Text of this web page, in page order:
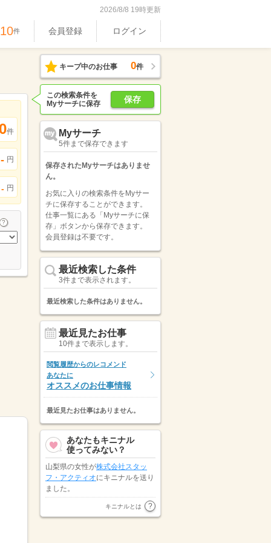
2026/8/8 19時更新
件 会員登録 ログイン
件
- 円
- 円
キープ中のお仕事 0件
保存
この検索条件を
Myサーチに保存
Myサーチ
5件まで保存できます
保存されたMyサーチはありませ
ん。
お気に入りの検索条件をMyサー
チに保存することができます。
仕事一覧にある「Myサーチに保
存」ボタンから保存できます。
会員登録は不要です。
最近検索した条件
3件まで表示されます。
最近検索した条件はありません。
最近見たお仕事
10件まで表示します。
閲覧履歴からのレコメンド
あなたに
オススメのお仕事情報
最近見たお仕事はありません。
あなたもキニナル
使ってみない？
山梨県の女性が株式会社スタッ
フ・アクティオにキニナルを送り
ました。
株式会社スタッフ
サービス ＩＴソリューション
キニナルとは